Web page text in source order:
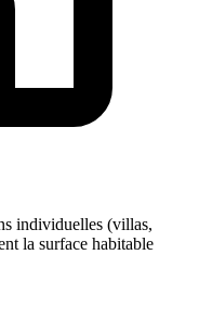
individuelles (villas,
la surface habitable